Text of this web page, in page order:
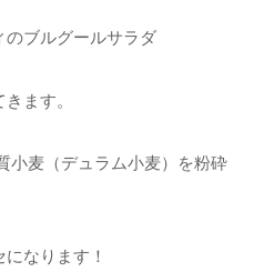
のブルグールサラダ
ます。
小麦（デュラム小麦）を粉砕
なります！